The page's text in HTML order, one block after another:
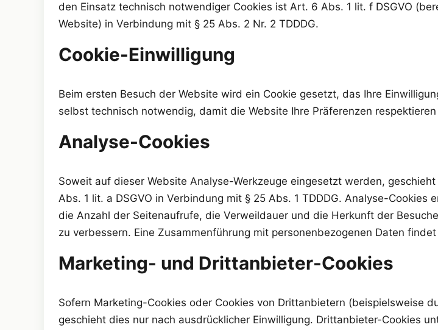
den Einsatz technisch notwendiger Cookies ist Art. 6 Abs. 1 lit. f DSGVO
Website) in Verbindung mit § 25 Abs. 2 Nr. 2 TDDDG.
Cookie-Einwilligung
Beim ersten Besuch der Website wird ein Cookie gesetzt, das Ihre
selbst technisch notwendig, damit die Website Ihre Präferenzen
Analyse-Cookies
Soweit auf dieser Website Analyse-Werkzeuge eingesetzt werden,
Abs. 1 lit. a DSGVO in Verbindung mit § 25 Abs. 1 TDDDG. Analyse-
die Anzahl der Seitenaufrufe, die Verweildauer und die Herkunft der
zu verbessern. Eine Zusammenführung mit personenbezogenen Daten
Marketing- und Drittanbieter-Cookies
Sofern Marketing-Cookies oder Cookies von Drittanbietern (beispielsweise
geschieht dies nur nach ausdrücklicher Einwilligung. Drittanbieter-Cookies